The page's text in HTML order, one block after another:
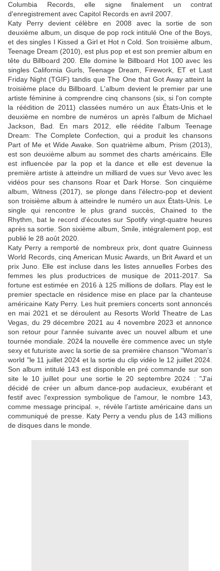
Columbia Records, elle signe finalement un contrat
d'enregistrement avec Capitol Records en avril 2007.
Katy Perry devient célèbre en 2008 avec la sortie de son
deuxième album, un disque de pop rock intitulé One of the Boys,
et des singles I Kissed a Girl et Hot n Cold. Son troisième album,
Teenage Dream (2010), est plus pop et est son premier album en
tête du Billboard 200. Elle domine le Billboard Hot 100 avec les
singles California Gurls, Teenage Dream, Firework, ET et Last
Friday Night (TGIF) tandis que The One that Got Away atteint la
troisième place du Billboard. L'album devient le premier par une
artiste féminine à comprendre cinq chansons (six, si l'on compte
la réédition de 2011) classées numéro un aux États-Unis et le
deuxième en nombre de numéros un après l'album de Michael
Jackson, Bad. En mars 2012, elle réédite l'album Teenage
Dream: The Complete Confection, qui a produit les chansons
Part of Me et Wide Awake. Son quatrième album, Prism (2013),
est son deuxième album au sommet des charts américains. Elle
est influencée par la pop et la dance et elle est devenue la
première artiste à atteindre un milliard de vues sur Vevo avec les
vidéos pour ses chansons Roar et Dark Horse. Son cinquième
album, Witness (2017), se plonge dans l'électro-pop et devient
son troisième album à atteindre le numéro un aux États-Unis. Le
single qui rencontre le plus grand succès, Chained to the
Rhythm, bat le record d'écoutes sur Spotify vingt-quatre heures
après sa sortie. Son sixième album, Smile, intégralement pop, est
publié le 28 août 2020.
Katy Perry a remporté de nombreux prix, dont quatre Guinness
World Records, cinq American Music Awards, un Brit Award et un
prix Juno. Elle est incluse dans les listes annuelles Forbes des
femmes les plus productrices de musique de 2011-2017. Sa
fortune est estimée en 2016 à 125 millions de dollars. Play est le
premier spectacle en résidence mise en place par la chanteuse
américaine Katy Perry. Les huit premiers concerts sont annoncés
en mai 2021 et se déroulent au Resorts World Theatre de Las
Vegas, du 29 décembre 2021 au 4 novembre 2023 et annonce
son retour pour l'année suivante avec un nouvel album et une
tournée mondiale. 2024 la nouvelle ère commence avec un style
sexy et futuriste avec la sortie de sa première chanson "Woman's
world "le 11 juillet 2024 et la sortie du clip vidéo le 12 juillet 2024.
Son album intitulé 143 est disponible en pré commande sur son
site le 10 juillet pour une sortie le 20 septembre 2024 : "J'ai
décidé de créer un album dance-pop audacieux, exubérant et
festif avec l'expression symbolique de l'amour, le nombre 143,
comme message principal. », révèle l’artiste américaine dans un
communiqué de presse. Katy Perry a vendu plus de 143 millions
de disques dans le monde.